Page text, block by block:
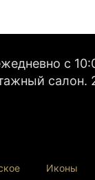
с
салон.
Иконы